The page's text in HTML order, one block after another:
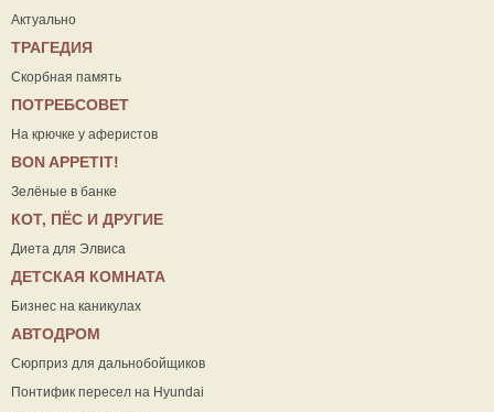
Актуально
ТРАГЕДИЯ
Скорбная память
ПОТРЕБСОВЕТ
На крючке у аферистов
ВON APPETIT!
Зелёные в банке
КОТ, ПЁС И ДРУГИЕ
Диета для Элвиса
ДЕТСКАЯ КОМНАТА
Бизнес на каникулах
АВТОДРОМ
Сюрприз для дальнобойщиков
Понтифик пересел на Hyundai